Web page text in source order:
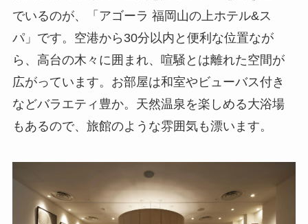
でいるのが、「アゴーラ 福岡山の上ホテル&ス
パ」です。空港から30分以内と便利な位置なが
ら、高台の木々に囲まれ、喧騒とは離れた空間が
広がっています。お部屋は和室やビューバス付き
などバラエティ豊か。天然温泉を楽しめる大浴場
もあるので、旅館のような雰囲気も漂います。